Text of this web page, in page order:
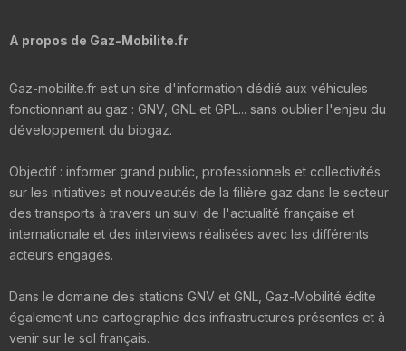
A propos de Gaz-Mobilite.fr
Gaz-mobilite.fr est un site d'information dédié aux véhicules
fonctionnant au gaz : GNV, GNL et GPL... sans oublier l'enjeu du
développement du biogaz.
Objectif : informer grand public, professionnels et collectivités
sur les initiatives et nouveautés de la filière gaz dans le secteur
des transports à travers un suivi de l'actualité française et
internationale et des interviews réalisées avec les différents
acteurs engagés.
Dans le domaine des stations GNV et GNL, Gaz-Mobilité édite
également une cartographie des infrastructures présentes et à
venir sur le sol français.